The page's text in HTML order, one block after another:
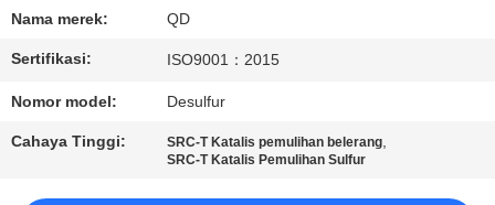
KUALITAS
KAMI
Nama merek: QD
Sertifikasi: ISO9001：2015
Nomor model: Desulfur
Cahaya Tinggi: SRC-T Katalis pemulihan belerang,
SRC-T Katalis Pemulihan Sulfur